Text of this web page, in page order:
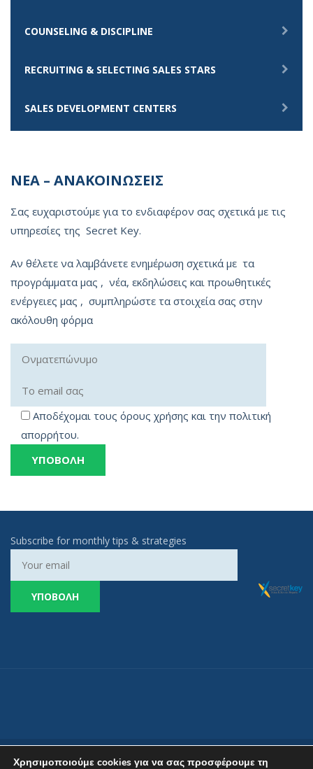
COUNSELING & DISCIPLINE
RECRUITING & SELECTING SALES STARS
SALES DEVELOPMENT CENTERS
ΝΕΑ – ΑΝΑΚΟΙΝΩΣΕΙΣ
Σας ευχαριστούμε για το ενδιαφέρον σας σχετικά με τις
υπηρεσίες της Secret Key.
Αν θέλετε να λαμβάνετε ενημέρωση σχετικά με τα
προγράμματα μας , νέα, εκδηλώσεις και προωθητικές
ενέργειες μας , συμπληρώστε τα στοιχεία σας στην
ακόλουθη φόρμα
Αποδέχομαι τους όρους χρήσης και την πολιτική
απορρήτου.
Subscribe for monthly tips & strategies
Χρησιμοποιούμε cookies για να σας προσφέρουμε τη